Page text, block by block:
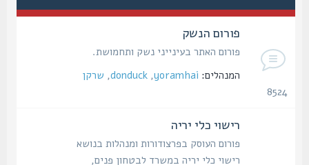
פורום הנשק
פורום האתר בעינייני נשק ותחמושת.
המנהלים: yoramhai
,
donduck
,שרקן
8524
רישוי כלי יריה
פורום העוסק בפרצודורות ומנהלות בנושא
רישוי כלי יריה במשרד לבטחון פנים,